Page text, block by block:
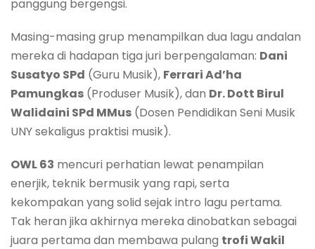
panggung bergengsi.
Masing-masing grup menampilkan dua lagu andalan
mereka di hadapan tiga juri berpengalaman: Dani
Susatyo SPd (Guru Musik), Ferrari Ad’ha
Pamungkas (Produser Musik), dan Dr. Dott Birul
Walidaini SPd MMus (Dosen Pendidikan Seni Musik
UNY sekaligus praktisi musik).
OWL 63 mencuri perhatian lewat penampilan
enerjik, teknik bermusik yang rapi, serta
kekompakan yang solid sejak intro lagu pertama.
Tak heran jika akhirnya mereka dinobatkan sebagai
juara pertama dan membawa pulang trofi Wakil